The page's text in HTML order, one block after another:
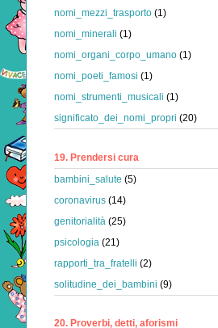
nomi_mezzi_trasporto (1)
nomi_minerali (1)
nomi_organi_corpo_umano (1)
nomi_poeti_famosi (1)
nomi_strumenti_musicali (1)
significato_dei_nomi_propri (20)
19. Prendersi cura
bambini_salute (5)
coronavirus (14)
genitorialità (25)
psicologia (21)
rapporti_tra_fratelli (2)
solitudine_dei_bambini (9)
20. Proverbi, detti, aforismi